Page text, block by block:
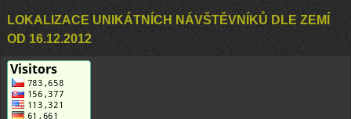
LOKALIZACE UNIKÁTNÍCH NÁVŠTĚVNÍKŮ DLE ZEMÍ
OD 16.12.2012